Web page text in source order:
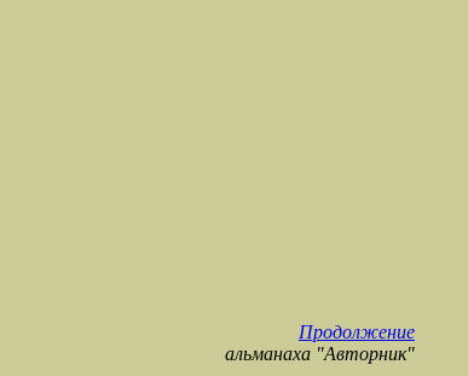
Продолжение
альманаха "Авторник"